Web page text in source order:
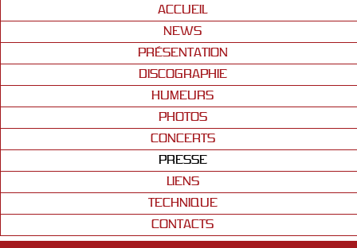
ACCUEIL
NEWS
PRÉSENTATION
DISCOGRAPHIE
HUMEURS
PHOTOS
CONCERTS
PRESSE
LIENS
TECHNIQUE
CONTACTS